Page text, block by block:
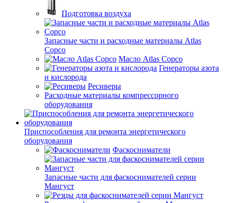
Подготовка воздуха
Запасные части и расходные материалы Atlas
Copco
Масло Atlas Copco
Генераторы азота
и кислорода
Ресиверы
Расходные материалы компрессорного
оборудования
Приспособления для ремонта энергетического
оборудования
Фаскосниматели
Запасные части для фаскоснимателей серии
Мангуст